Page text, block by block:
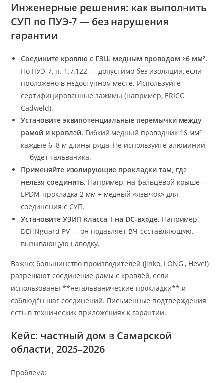
Инженерные решения: как выполнить
СУП по ПУЭ-7 — без нарушения
гарантии
Соедините кровлю с ГЗШ медным проводом ≥6 мм².
По ПУЭ-7, п. 1.7.122 — допустимо без изоляции, если
проложено в недоступном месте. Используйте
сертифицированные зажимы (например, ERICO
Cadweld).
Установите эквипотенциальные перемычки между
рамой и кровлей. Гибкий медный проводник 16 мм²
каждые 6–8 м длины ряда. Не используйте алюминий
— будет гальваника.
Применяйте изолирующие прокладки там, где
нельзя соединить. Например, на фальцевой крыше —
EPDM-прокладка 2 мм + медный «язычок» для
соединения с СУП.
Установите УЗИП класса II на DC-входе. Например,
DEHNguard PV — он подавляет ВЧ-составляющую,
вызывающую наводку.
Важно: большинство производителей (Jinko, LONGi, Hevel)
разрешают соединение рамы с кровлёй, если
использованы **негальванические прокладки** и
соблюдён шаг соединений. Письменные подтверждения
есть в технических приложениях к гарантии.
Кейс: частный дом в Самарской
области, 2025–2026
Проблема: